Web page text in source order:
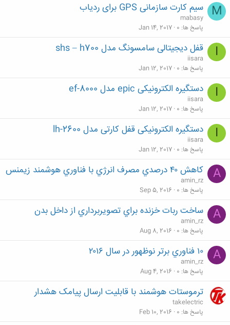
M سیم کارت سازمانی GPS برای ردیاب
mabasy
پاسخ ها 0
Jan 14, 2017
I قفل دیجیتالی سامسونگ مدل shs – h700
iisara
پاسخ ها 0
Jan 12, 2017
I دستگیره الکترونیکی epic مدل ef-8000
iisara
پاسخ ها 0
Jan 12, 2017
I دستگیره الکترونیکی قفل کارتی مدل lh-2600
iisara
پاسخ ها 0
Jan 12, 2017
A كاهش ۴۰ درصدي مصرف انرژي با فناوري هوشمند زيمنس
amin_rz
پاسخ ها 0
Sep 5, 2016
A ساخت ربات خزنده براي تصويربرداري از داخل بدن
amin_rz
پاسخ ها 0
Aug 8, 2016
A ۱۰ فناوري برتر نوظهور در سال ۲۰۱۶
amin_rz
پاسخ ها 0
Aug 4, 2016
ترموستات هوشمند با قابلیت ارسال پیامک هشدار
takelectric
پاسخ ها 0
Feb 10, 2016